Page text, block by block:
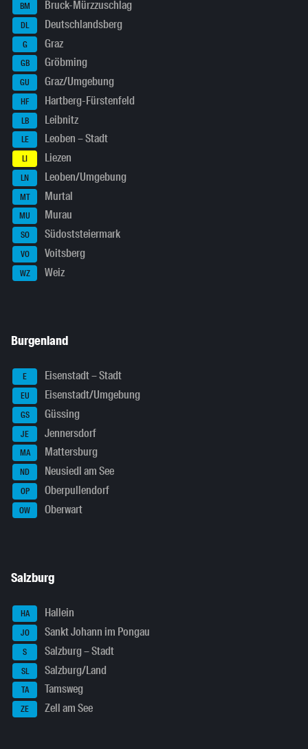
BM Bruck-Mürzzuschlag
DL Deutschlandsberg
G Graz
GB Gröbming
GU Graz/Umgebung
HF Hartberg-Fürstenfeld
LB Leibnitz
LE Leoben – Stadt
LI Liezen
LN Leoben/Umgebung
MT Murtal
MU Murau
SO Südoststeiermark
VO Voitsberg
WZ Weiz
Burgenland
E Eisenstadt – Stadt
EU Eisenstadt/Umgebung
GS Güssing
JE Jennersdorf
MA Mattersburg
ND Neusiedl am See
OP Oberpullendorf
OW Oberwart
Salzburg
HA Hallein
JO Sankt Johann im Pongau
S Salzburg – Stadt
SL Salzburg/Land
TA Tamsweg
ZE Zell am See